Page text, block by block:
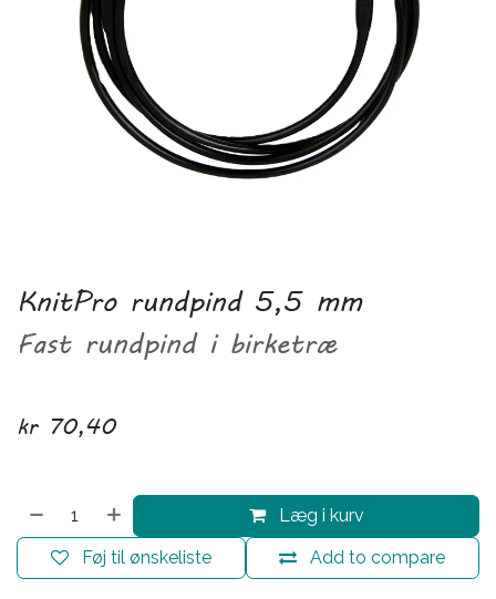
KnitPro rundpind 5,5 mm
Fast rundpind i birketræ
kr 70,40
Læg i kurv
Add to compare
Føj til ønskeliste